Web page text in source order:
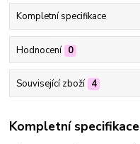
Kompletní specifikace
Hodnocení 0
Související zboží 4
Kompletní specifikace